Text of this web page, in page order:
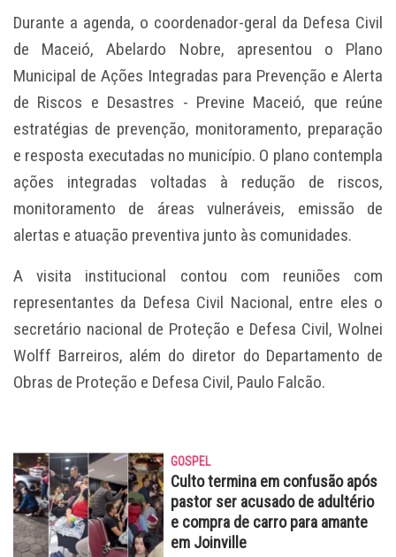
Durante a agenda, o coordenador-geral da Defesa Civil
de Maceió, Abelardo Nobre, apresentou o Plano
Municipal de Ações Integradas para Prevenção e Alerta
de Riscos e Desastres - Previne Maceió, que reúne
estratégias de prevenção, monitoramento, preparação
e resposta executadas no município. O plano contempla
ações integradas voltadas à redução de riscos,
monitoramento de áreas vulneráveis, emissão de
alertas e atuação preventiva junto às comunidades.
A visita institucional contou com reuniões com
representantes da Defesa Civil Nacional, entre eles o
secretário nacional de Proteção e Defesa Civil, Wolnei
Wolff Barreiros, além do diretor do Departamento de
Obras de Proteção e Defesa Civil, Paulo Falcão.
GOSPEL
Culto termina em confusão após
pastor ser acusado de adultério
e compra de carro para amante
em Joinville